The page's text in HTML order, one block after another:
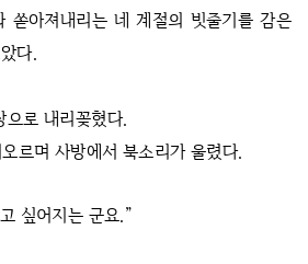
쏟아져내리는 네 계절의 빗줄기를 감은
다.
으로 내리꽂혔다.
르며 사방에서 북소리가 울렸다.
싶어지는 군요.”